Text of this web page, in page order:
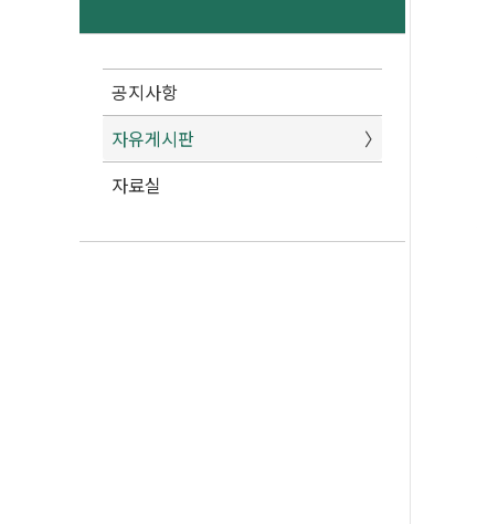
공지사항
자유게시판
자료실